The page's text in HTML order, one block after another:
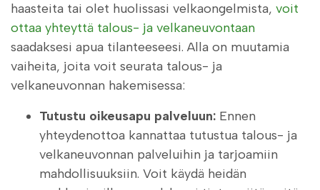
haasteita tai olet huolissasi velkaongelmista, voit
ottaa yhteyttä talous- ja velkaneuvontaan
saadaksesi apua tilanteeseesi. Alla on muutamia
vaiheita, joita voit seurata talous- ja
velkaneuvonnan hakemisessa:
Tutustu oikeusapu palveluun: Ennen
yhteydenottoa kannattaa tutustua talous- ja
velkaneuvonnan palveluihin ja tarjoamiin
mahdollisuuksiin. Voit käydä heidän